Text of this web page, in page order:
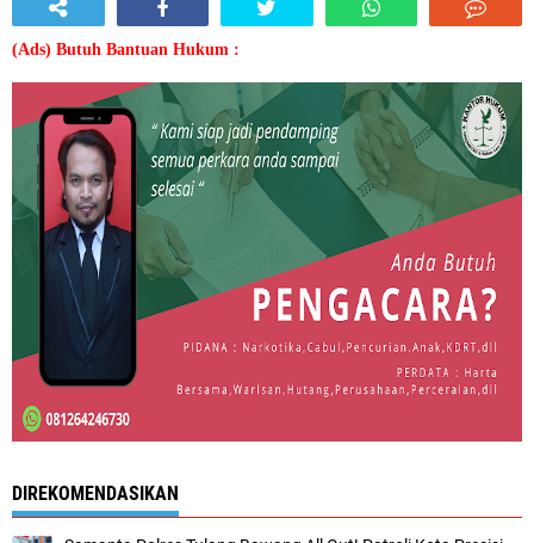
(Ads) Butuh Bantuan Hukum :
DIREKOMENDASIKAN